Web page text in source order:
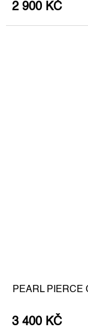
2 900 KČ
PEARL PIERCE
3 400 KČ